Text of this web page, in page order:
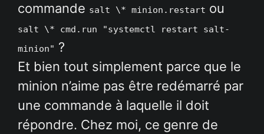
commande salt \* minion.restart ou
salt \* cmd.run "systemctl restart salt-
minion" ?
Et bien tout simplement parce que le
minion n’aime pas être redémarré par
une commande à laquelle il doit
répondre. Chez moi, ce genre de